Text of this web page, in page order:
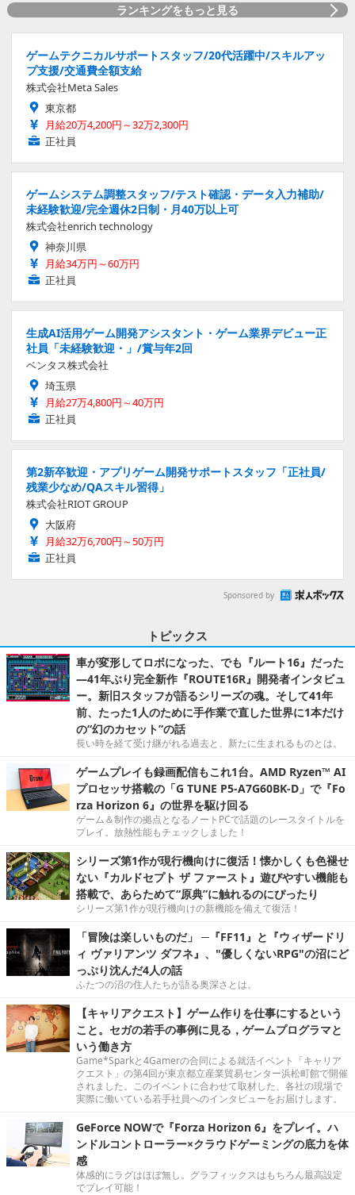
ランキングをもっと見る
ゲームテクニカルサポートスタッフ/20代活躍中/スキルアッ
プ支援/交通費全額支給
株式会社Meta Sales
東京都
月給20万4,200円～32万2,300円
正社員
ゲームシステム調整スタッフ/テスト確認・データ入力補助/
未経験歓迎/完全週休2日制・月40万以上可
株式会社enrich technology
神奈川県
月給34万円～60万円
正社員
生成AI活用ゲーム開発アシスタント・ゲーム業界デビュー正
社員「未経験歓迎・」/賞与年2回
ベンタス株式会社
埼玉県
月給27万4,800円～40万円
正社員
第2新卒歓迎・アプリゲーム開発サポートスタッフ「正社員/
残業少なめ/QAスキル習得」
株式会社RIOT GROUP
大阪府
月給32万6,700円～50万円
正社員
Sponsored by
トピックス
車が変形してロボになった、でも『ルート16』だった
―41年ぶり完全新作『ROUTE16R』開発者インタビュ
ー。新旧スタッフが語るシリーズの魂。そして41年
前、たった1人のために手作業で直した世界に1本だけ
の“幻のカセット”の話
長い時を経て受け継がれる過去と、新たに生まれるものとは。
ゲームプレイも録画配信もこれ1台。AMD Ryzen™ AI
プロセッサ搭載の「G TUNE P5-A7G60BK-D」で『Fo
rza Horizon 6』の世界を駆け回る
ゲーム＆制作の拠点となるノートPCで話題のレースタイトルを
プレイ。放熱性能もチェックしました！
シリーズ第1作が現行機向けに復活！懐かしくも色褪せ
ない『カルドセプト ザ ファースト』遊びやすい機能も
搭載で、あらためて“原典”に触れるのにぴったり
シリーズ第1作が現行機向けの新機能を備えて復活！
「冒険は楽しいものだ」 ─『FF11』と『ウィザードリ
ィ ヴァリアンツ ダフネ』、"優しくないRPG"の沼にど
っぷり沈んだ4人の話
ふたつの沼の住人たちが語る奥深さとは。
【キャリアクエスト】ゲーム作りを仕事にするという
こと。セガの若手の事例に見る，ゲームプログラマと
いう働き方
Game*Sparkと4Gamerの合同による就活イベント「キャリア
クエスト」の第4回が東京都立産業貿易センター浜松町館で開催
されました。このイベントに合わせて取材した、各社の現場で
実際に働いている若手社員へのインタビューをお届けします。
GeForce NOWで『Forza Horizon 6』をプレイ。ハ
ンドルコントローラー×クラウドゲーミングの底力を体
感
体感的にラグはほぼ無し。グラフィックスはもちろん最高設定
でプレイ可能！